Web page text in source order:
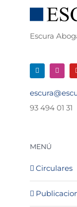
Escura
93 494 01 31
MENÚ
Circulares